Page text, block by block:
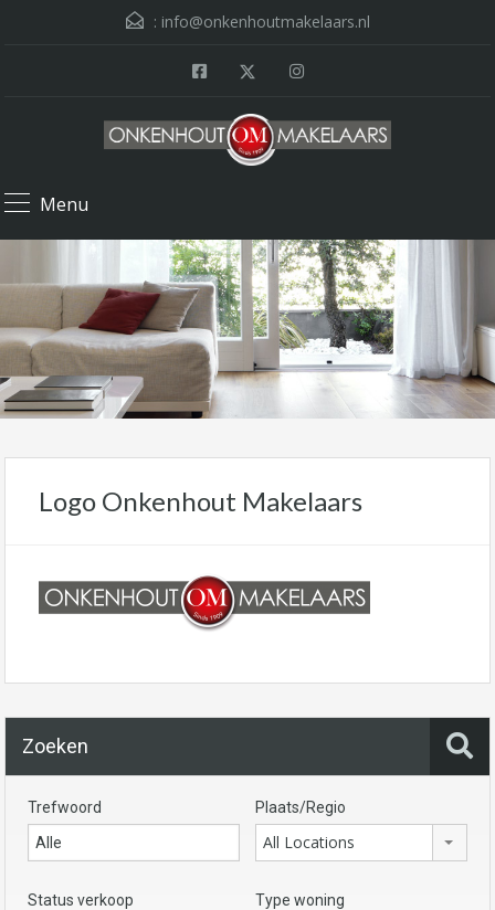
: info@onkenhoutmakelaars.nl
Menu
Logo Onkenhout Makelaars
Zoeken
Trefwoord Plaats/Regio
All Locations
Status verkoop Type woning